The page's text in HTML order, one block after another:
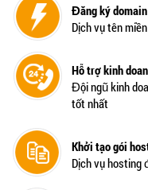
Đăng ký
Dịch vụ tên
Hỗ trợ kinh
Đội ngũ kinh
tốt nhất
Khởi tạo gói
Dịch vụ hosting